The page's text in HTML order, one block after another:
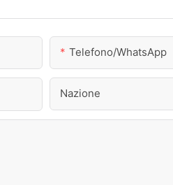
Telefono/WhatsApp
Nazione